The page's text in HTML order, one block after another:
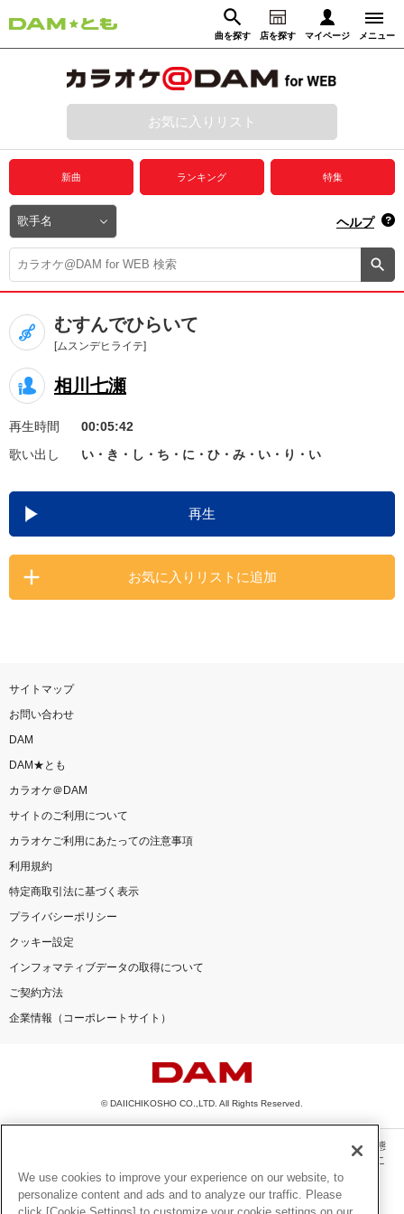
曲を探す 店を探す マイページ メニュー
動画からさがす 録音からさがす
ログイン
プレミアムサービス
DAM★とも動画
DAM★とも録音
カラオケ＠DAM
ユーザー検索
キャンペーン
お知らせ よくあるご質問
DAMの新曲・ランキングなど
カラオケ最新情報をチェック！
お気に入りリスト
新曲 ランキング 特集
ヘルプ
むすんでひらいて
[ムスンデヒライテ]
相川七瀬
再生時間
00:05:42
歌い出し
い・き・し・ち・に・ひ・み・い・り・い
再生
お気に入りリストに追加
サイトマップ
お問い合わせ
DAM
DAM★とも
カラオケ＠DAM
サイトのご利用について
カラオケご利用にあたっての注意事項
利用規約
特定商取引法に基づく表示
プライバシーポリシー
クッキー設定
インフォマティブデータの取得について
ご契約方法
企業情報（コーポレートサイト）
© DAIICHIKOSHO CO.,LTD. All Rights Reserved.
このサイトに掲載されている一切の文章・画像・写真・動画・音声等を、手段や形態
を問わず、著作権法の定める範囲を超えて無断で複製、転載、ファイル化などするこ
とを禁じます。
楽曲及びコンテンツは、機種によりご利用いただけない場合があります。
We use cookies to improve your experience on our website, to
personalize content and ads and to analyze our traffic. Please